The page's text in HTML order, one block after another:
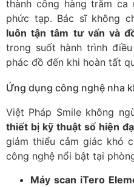
thành công hàng trăm
phức tạp. Bác sĩ không
luôn tận tâm tư vấn và
trong suốt hành trình
phác đồ đến khi hoàn tất
Ứng dụng công nghệ nha
Việt Pháp Smile không
thiết bị kỹ thuật số hiện
giảm thiểu cảm giác khó
công nghệ nổi bật tại
Máy scan iTero